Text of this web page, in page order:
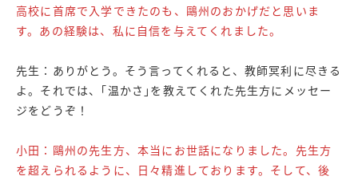
高校に首席で入学できたのも、鷗州のおかげだと思いま
す。あの経験は、私に自信を与えてくれました。
先生：ありがとう。そう言ってくれると、教師冥利に尽きる
よ。それでは、｢温かさ｣を教えてくれた先生方にメッセー
ジをどうぞ！
小田：鷗州の先生方、本当にお世話になりました。先生方
を超えられるように、日々精進しております。そして、後